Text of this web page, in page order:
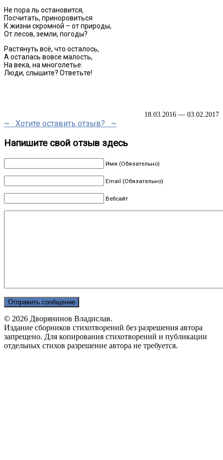
Не пора ль остановится,
Посчитать, приноровиться
К жизни скромной – от природы,
От лесов, земли, погоды?
Растянуть всё, что осталось,
А осталась вовсе малость,
На века, на многолетье.
Люди, слышите? Ответьте!
18.03.2016 — 03.02.2017
~ Хотите оставить отзыв? ~
Напишите свой отзыв здесь
Имя (Обязательно)
Email (Обязательно)
Вебсайт
© 2026 Дворянинов Владислав.
Издание сборников стихотворений без разрешения автора
запрещено. Для копирования стихотворений и публикации
отдельных стихов разрешение автора не требуется.